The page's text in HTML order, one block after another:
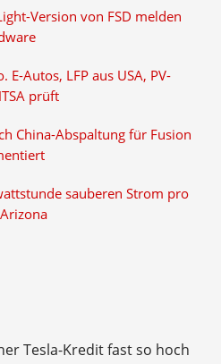
Version von FSD melden
Autos, LFP aus USA, PV-
prüft
China-Abspaltung für Fusion
sauberen Strom pro
Tesla-Kredit fast so hoch